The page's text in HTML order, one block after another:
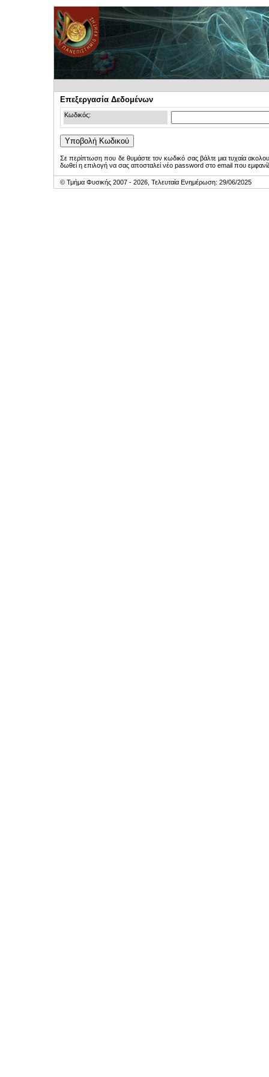
Επεξεργασία Δεδομένων
Κωδικός:
Σε περίπτωση που δε θυμάστε τον κωδικό σας βάλτε μια τυχαία
δωθεί η επιλογή να σας αποσταλεί νέο password στο email που
© Τμήμα Φυσικής 2007 - 2026, Τελευταία Ενημέρωση: 29/06/2025